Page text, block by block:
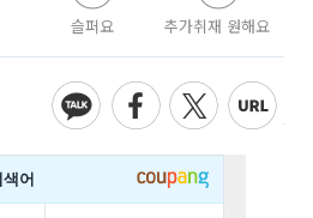
슬퍼요 추가취재 원해요